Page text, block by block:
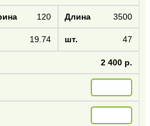
120 3500
19.74 47
2 400 р.